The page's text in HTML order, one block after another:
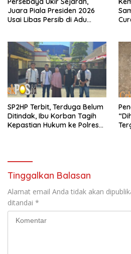
Juara Piala Presiden 2026
Usai Libas Persib di Adu
SP2HP Terbit, Terduga Belum
Ditindak, Ibu Korban Tagih
Kepastian Hukum ke Polres
Tinggalkan Balasan
Alamat email Anda tidak akan
ditandai *